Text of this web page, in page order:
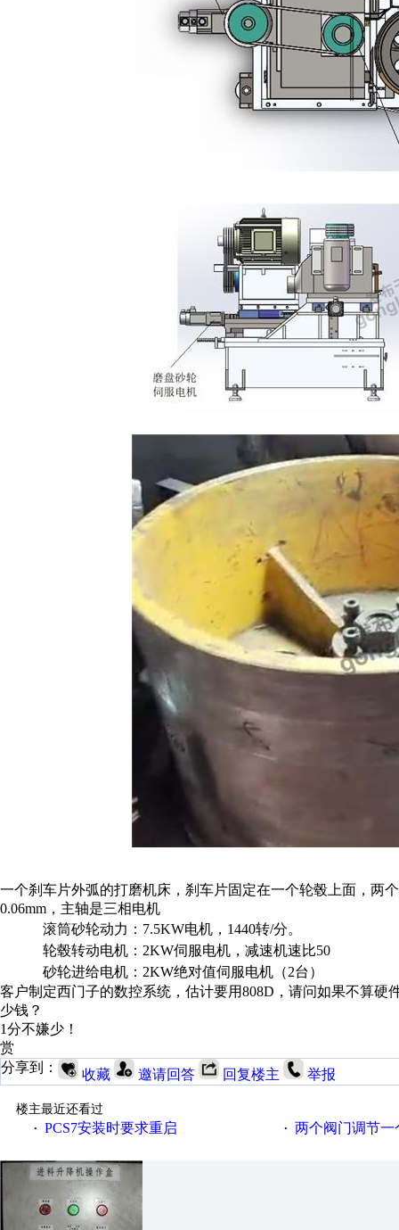
一个刹车片外弧的打磨机床，刹车片固定在一个轮毂上面，两
0.06mm，主轴是三相电机
滚筒砂轮动力：7.5KW电机，1440转/分。
轮毂转动电机：2KW伺服电机，减速机速比50
砂轮进给电机：2KW绝对值伺服电机（2台）
客户制定西门子的数控系统，估计要用808D，请问如果不算
少钱？
1分不嫌少！
赏
分享到：
收藏 邀请回答 回复楼主 举报
楼主最近还看过
· PCS7安装时要求重启 · 两个阀门调节